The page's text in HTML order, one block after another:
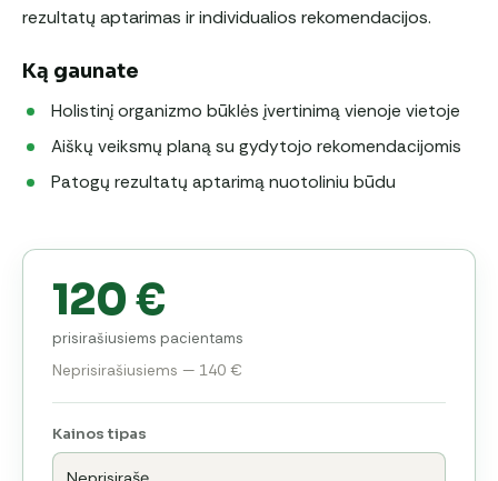
rezultatų aptarimas ir individualios rekomendacijos.
Ką gaunate
Holistinį organizmo būklės įvertinimą vienoje vietoje
Aiškų veiksmų planą su gydytojo rekomendacijomis
Patogų rezultatų aptarimą nuotoliniu būdu
120 €
prisirašiusiems pacientams
Neprisirašiusiems — 140 €
Kainos tipas